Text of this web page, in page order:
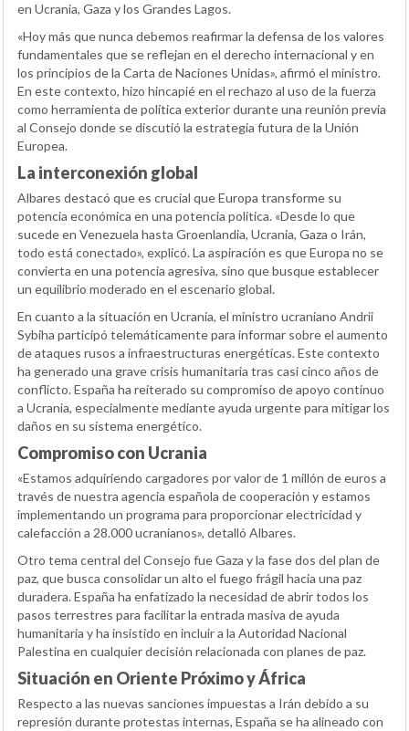
en Ucrania, Gaza y los Grandes Lagos.
«Hoy más que nunca debemos reafirmar la defensa de los valores
fundamentales que se reflejan en el derecho internacional y en
los principios de la Carta de Naciones Unidas», afirmó el ministro.
En este contexto, hizo hincapié en el rechazo al uso de la fuerza
como herramienta de política exterior durante una reunión previa
al Consejo donde se discutió la estrategia futura de la Unión
Europea.
La interconexión global
Albares destacó que es crucial que Europa transforme su
potencia económica en una potencia política. «Desde lo que
sucede en Venezuela hasta Groenlandia, Ucrania, Gaza o Irán,
todo está conectado», explicó. La aspiración es que Europa no se
convierta en una potencia agresiva, sino que busque establecer
un equilibrio moderado en el escenario global.
En cuanto a la situación en Ucrania, el ministro ucraniano Andrii
Sybiha participó telemáticamente para informar sobre el aumento
de ataques rusos a infraestructuras energéticas. Este contexto
ha generado una grave crisis humanitaria tras casi cinco años de
conflicto. España ha reiterado su compromiso de apoyo continuo
a Ucrania, especialmente mediante ayuda urgente para mitigar los
daños en su sistema energético.
Compromiso con Ucrania
«Estamos adquiriendo cargadores por valor de 1 millón de euros a
través de nuestra agencia española de cooperación y estamos
implementando un programa para proporcionar electricidad y
calefacción a 28.000 ucranianos», detalló Albares.
Otro tema central del Consejo fue Gaza y la fase dos del plan de
paz, que busca consolidar un alto el fuego frágil hacia una paz
duradera. España ha enfatizado la necesidad de abrir todos los
pasos terrestres para facilitar la entrada masiva de ayuda
humanitaria y ha insistido en incluir a la Autoridad Nacional
Palestina en cualquier decisión relacionada con planes de paz.
Situación en Oriente Próximo y África
Respecto a las nuevas sanciones impuestas a Irán debido a su
represión durante protestas internas, España se ha alineado con